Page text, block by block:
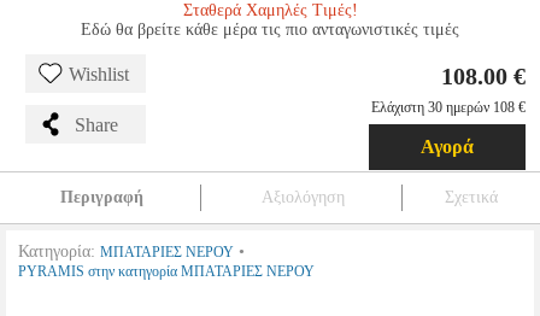
Σταθερά Χαμηλές Τιμές!
Εδώ θα βρείτε κάθε μέρα τις πιο ανταγωνιστικές τιμές
Wishlist
Share
108.00 €
Ελάχιστη 30 ημερών 108 €
Αγορά
Περιγραφή Αξιολόγηση Σχετικά
Κατηγορία: ΜΠΑΤΑΡΙΕΣ ΝΕΡΟΥ •
PYRAMIS στην κατηγορία ΜΠΑΤΑΡΙΕΣ ΝΕΡΟΥ